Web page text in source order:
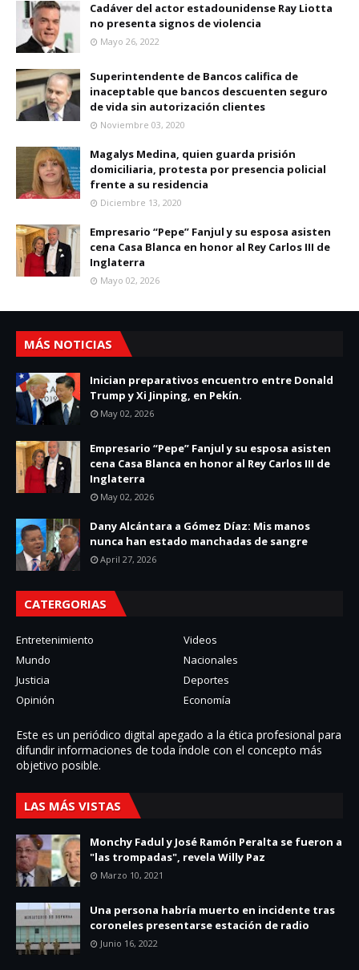
Cadáver del actor estadounidense Ray Liotta
no presenta signos de violencia
Mayo 26, 2022
Superintendente de Bancos califica de
inaceptable que bancos descuenten seguro
de vida sin autorización clientes
Noviembre 03, 2020
Magalys Medina, quien guarda prisión
domiciliaria, protesta por presencia policial
frente a su residencia
Diciembre 13, 2020
Empresario “Pepe” Fanjul y su esposa asisten
cena Casa Blanca en honor al Rey Carlos III de
Inglaterra
Mayo 02, 2026
MÁS NOTICIAS
Inician preparativos encuentro entre Donald
Trump y Xi Jinping, en Pekín.
May 02, 2026
Empresario “Pepe” Fanjul y su esposa asisten
cena Casa Blanca en honor al Rey Carlos III de
Inglaterra
May 02, 2026
Dany Alcántara a Gómez Díaz: Mis manos
nunca han estado manchadas de sangre
April 27, 2026
CATERGORIAS
Entretenimiento
Videos
Mundo
Nacionales
Justicia
Deportes
Opinión
Economía
Este es un periódico digital apegado a la ética profesional para
difundir informaciones de toda í­ndole con el concepto más
objetivo posible.
LAS MÁS VISTAS
Monchy Fadul y José Ramón Peralta se fueron a
"las trompadas", revela Willy Paz
Marzo 10, 2021
Una persona habría muerto en incidente tras
coroneles presentarse estación de radio
Junio 16, 2022